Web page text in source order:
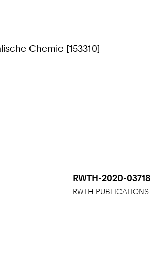
Chemie [153310]
RWTH-2020-03718
RWTH PUBLICATIONS